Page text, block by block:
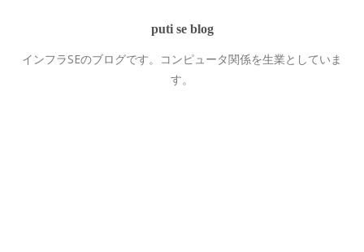
puti se blog
インフラSEのブログです。コンピュータ関係を生業としていま
す。